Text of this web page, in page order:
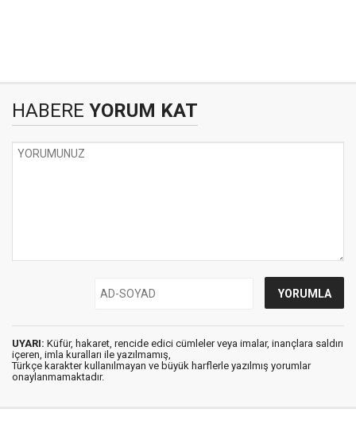
HABERE YORUM KAT
UYARI: Küfür, hakaret, rencide edici cümleler veya imalar, inançlara saldırı
içeren, imla kuralları ile yazılmamış,
Türkçe karakter kullanılmayan ve büyük harflerle yazılmış yorumlar
onaylanmamaktadır.